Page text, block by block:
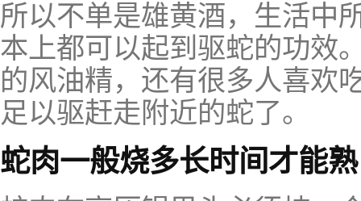
所以不单是雄黄酒，生活中
本上都可以起到驱蛇的功效
的风油精，还有很多人喜欢
足以驱赶走附近的蛇了。
蛇肉一般烧多长时间才能熟